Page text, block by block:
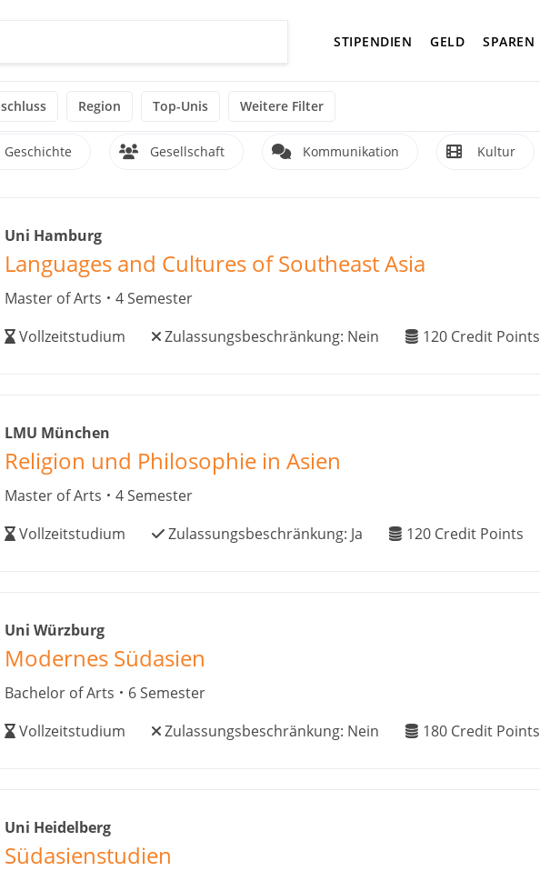
STIPENDIEN GELD SPAREN
Region Top-Unis Weitere Filter
Geschichte Gesellschaft Kommunikation Kultur
Uni Hamburg
Languages and Cultures of Southeast Asia
Master of Arts
4 Semester
Vollzeitstudium
Zulassungsbeschränkung: Nein 120 Credit Points
LMU München
Religion und Philosophie in Asien
Master of Arts
4 Semester
Vollzeitstudium
Zulassungsbeschränkung: Ja 120 Credit Points
Uni Würzburg
Modernes Südasien
Bachelor of Arts
6 Semester
Vollzeitstudium
Zulassungsbeschränkung: Nein 180 Credit Points
Uni Heidelberg
Südasienstudien